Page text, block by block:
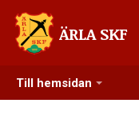
Till hemsidan
ÄRLA SKF